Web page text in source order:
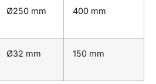
Ø250 mm 400 mm
Ø32 mm 150 mm